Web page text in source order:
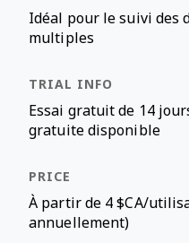
Idéal pour le suivi des
multiples
Essai gratuit de 14
gratuite disponible
À partir de 4 $CA/
annuellement)